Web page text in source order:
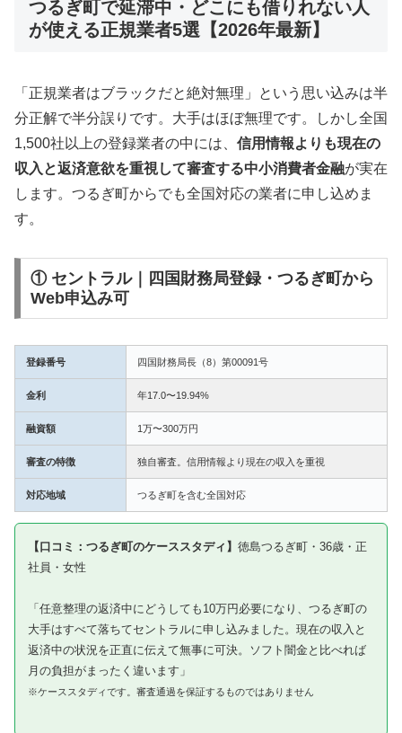
つるぎ町で延滞中・どこにも借りれない人
が使える正規業者5選【2026年最新】
「正規業者はブラックだと絶対無理」という思い込みは半
分正解で半分誤りです。大手はほぼ無理です。しかし全国
1,500社以上の登録業者の中には、 信用情報よりも現在の
収入と返済意欲を重視して審査する中小消費者金融が実在
します。つるぎ町からでも全国対応の業者に申し込めま
す。
① セントラル｜四国財務局登録・つるぎ町から
Web申込み可
登録番号 四国財務局長（8）第00091号
金利 年17.0〜19.94%
融資額 1万〜300万円
審査の特徴 独自審査。信用情報より現在の収入を重視
対応地域 つるぎ町を含む全国対応
【口コミ：つるぎ町のケーススタディ】 徳島つるぎ町・36歳・正
社員・女性
「任意整理の返済中にどうしても10万円必要になり、つるぎ町の
大手はすべて落ちてセントラルに申し込みました。現在の収入と
返済中の状況を正直に伝えて無事に可決。ソフト闇金と比べれば
月の負担がまったく違います」
※ケーススタディです。審査通過を保証するものではありません